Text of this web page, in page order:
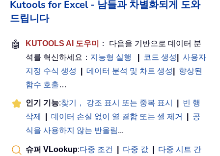
Kutools for Excel - 남들과 차별화되게 도와
드립니다
🤖 KUTOOLS AI 도우미
： 다음을 기반으로 데이터 분
석를 혁신하세요： 지능형 실행 코드 생성
사용자
지정 수식 생성
데이터 분석 및 차트 생성
향상된
함수 호출…
인기 기능:찾기， 강조 표시 또는 중복 표시
빈 행
삭제
데이터 손실 없이 열 결합 또는 셀 제거
공
식을 사용하지 않는 반올림...
슈퍼 VLookup:다중 조건 다중 값
다중 시트 간